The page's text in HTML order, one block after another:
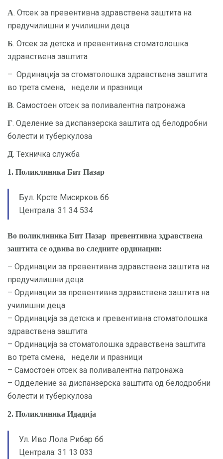
А. Отсек за превентивна здравствена заштита на
предучилишни и училишни деца
Б. Отсек за детска и превентивна стоматолошка
здравствена заштита
– Ординација за стоматолошка здравствена заштита
во трета смена, недели и празници
В. Самостоен отсек за поливалентна патронажа
Г. Оделение за диспанзерска заштита од белодробни
болести и туберкулоза
Д. Техничка служба
1. Поликлиника Бит Пазар
Бул. Крсте Мисирков бб
Централа: 31 34 534
Во поликлиника Бит Пазар превентивна здравствена
заштита се одвива во следните ординации:
– Ординации за превентивна здравствена заштита на
предучилишни деца
– Ординации за превентивна здравствена заштита на
училишни деца
– Ординација за детска и превентивна стоматолошка
здравствена заштита
– Ординација за стоматолошка здравствена заштита
во трета смена, недели и празници
– Самостоен отсек за поливалентна патронажа
– Одделение за диспанзерска заштита од белодробни
болести и туберкулоза
2. Поликлиника Идадија
Ул. Иво Лола Рибар бб
Централа: 31 13 033